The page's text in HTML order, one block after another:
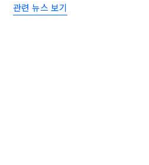
관련 뉴스 보기